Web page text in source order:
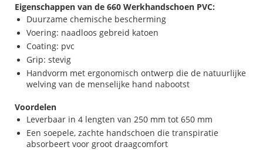
Eigenschappen van de 660 Werkhandschoen PVC:
Duurzame chemische bescherming
Voering: naadloos gebreid katoen
Coating: pvc
Grip: stevig
Handvorm met ergonomisch ontwerp die de natuurlijke
welving van de menselijke hand nabootst
Voordelen
Leverbaar in 4 lengten van 250 mm tot 650 mm
Een soepele, zachte handschoen die transpiratie
absorbeert voor groot draagcomfort